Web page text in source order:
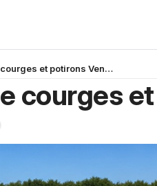
Grand champ de courges et potirons Vendée
courges